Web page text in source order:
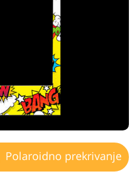
Polaroidno prekrivanje